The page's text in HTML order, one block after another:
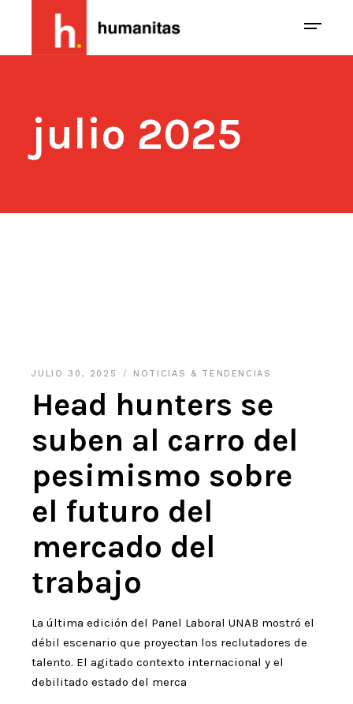
julio 2025
JULIO 30, 2025 NOTICIAS & TENDENCIAS
Head hunters se
suben al carro del
pesimismo sobre
el futuro del
mercado del
trabajo
La última edición del Panel Laboral UNAB mostró el
débil escenario que proyectan los reclutadores de
talento. El agitado contexto internacional y el
debilitado estado del merca